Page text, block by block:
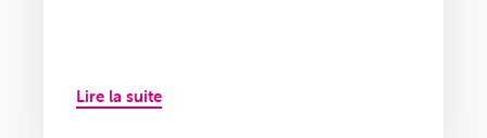
Lire la suite